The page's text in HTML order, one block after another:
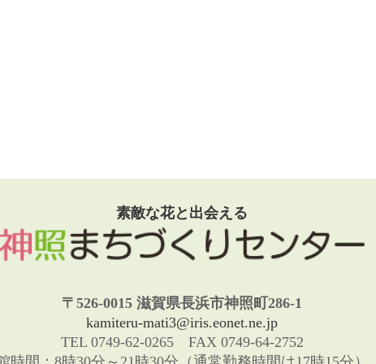
素敵な花と出会える
〒526-0015 滋賀県長浜市神照町286-1
kamiteru-mati3@iris.eonet.ne.jp
TEL 0749-62-0265 FAX 0749-64-2752